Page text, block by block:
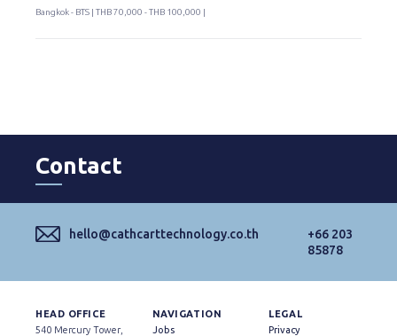
Bangkok - BTS | THB 70,000 - THB 100,000 |
Contact
hello@cathcarttechnology.co.th
+66 203
85878
HEAD OFFICE
540 Mercury Tower,
NAVIGATION
Jobs
LEGAL
Privacy